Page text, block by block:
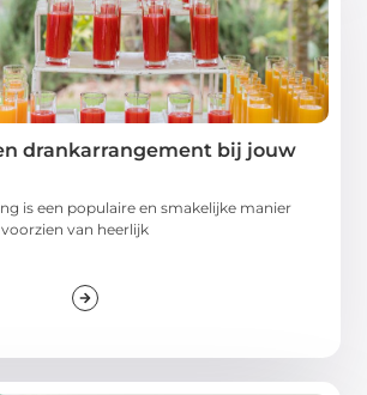
drankarrangement bij jouw
is een populaire en smakelijke manier
van heerlijk